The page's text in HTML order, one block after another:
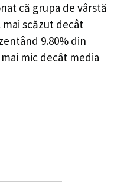
că grupa de vârstă
mai scăzut decât
9.80% din
mic decât media